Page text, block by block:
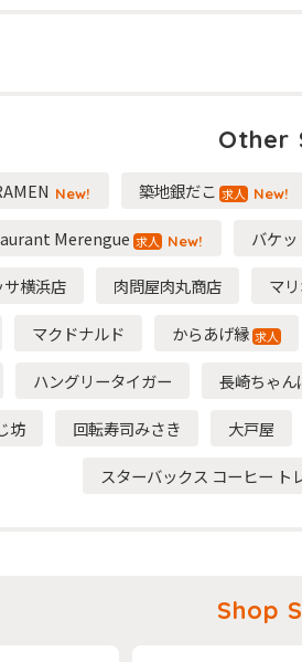
Other
New! 築地銀だこ 求人 New!
Merengue 求人 New! バケッ
横浜店 肉問屋肉丸商店 マ
マクドナルド からあげ縁 求人
ハングリータイガー 長崎ちゃん
坊 回転寿司みさき 大戸屋
スターバックス コーヒー ト
Shop